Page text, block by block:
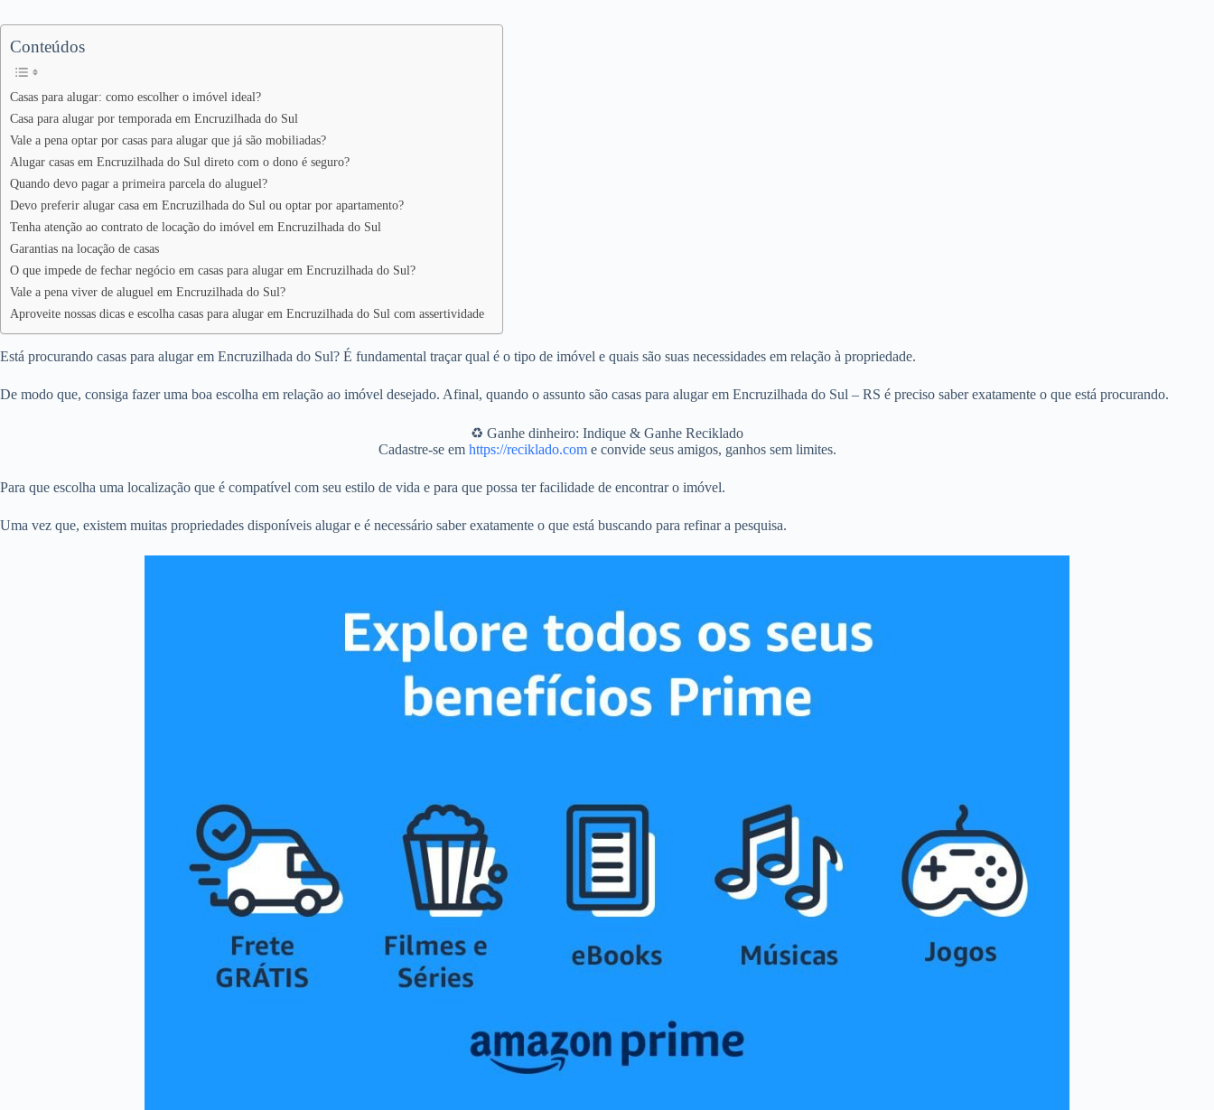
Conteúdos
Casas para alugar: como escolher o imóvel ideal?
Casa para alugar por temporada em Encruzilhada do Sul
Vale a pena optar por casas para alugar que já são mobiliadas?
Alugar casas em Encruzilhada do Sul direto com o dono é seguro?
Quando devo pagar a primeira parcela do aluguel?
Devo preferir alugar casa em Encruzilhada do Sul ou optar por apartamento?
Tenha atenção ao contrato de locação do imóvel em Encruzilhada do Sul
Garantias na locação de casas
O que impede de fechar negócio em casas para alugar em Encruzilhada do Sul?
Vale a pena viver de aluguel em Encruzilhada do Sul?
Aproveite nossas dicas e escolha casas para alugar em Encruzilhada do Sul com assertividade
Está procurando casas para alugar em Encruzilhada do Sul? É fundamental traçar qual é o tipo de imóvel e quais são suas necessidades em relação à propriedade.
De modo que, consiga fazer uma boa escolha em relação ao imóvel desejado. Afinal, quando o assunto são casas para alugar em Encruzilhada do Sul – RS é preciso saber exatamente o que está procurando.
♻️ Ganhe dinheiro: Indique & Ganhe Reciklado
Cadastre-se em https://reciklado.come convide seus amigos, ganhos sem limites.
Para que escolha uma localização que é compatível com seu estilo de vida e para que possa ter facilidade de encontrar o imóvel.
Uma vez que, existem muitas propriedades disponíveis alugar e é necessário saber exatamente o que está buscando para refinar a pesquisa.